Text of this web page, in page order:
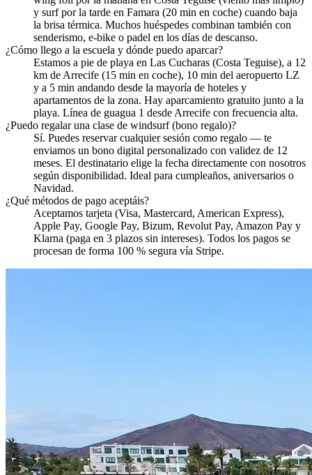
y surf por la tarde en Famara (20 min en coche) cuando baja
la brisa térmica. Muchos huéspedes combinan también con
senderismo, e-bike o padel en los días de descanso.
¿Cómo llego a la escuela y dónde puedo aparcar?
Estamos a pie de playa en Las Cucharas (Costa Teguise), a 12
km de Arrecife (15 min en coche), 10 min del aeropuerto LZ
y a 5 min andando desde la mayoría de hoteles y
apartamentos de la zona. Hay aparcamiento gratuito junto a la
playa. Línea de guagua 1 desde Arrecife con frecuencia alta.
¿Puedo regalar una clase de windsurf (bono regalo)?
Sí. Puedes reservar cualquier sesión como regalo — te
enviamos un bono digital personalizado con validez de 12
meses. El destinatario elige la fecha directamente con nosotros
según disponibilidad. Ideal para cumpleaños, aniversarios o
Navidad.
¿Qué métodos de pago aceptáis?
Aceptamos tarjeta (Visa, Mastercard, American Express),
Apple Pay, Google Pay, Bizum, Revolut Pay, Amazon Pay y
Klarna (paga en 3 plazos sin intereses). Todos los pagos se
procesan de forma 100 % segura vía Stripe.